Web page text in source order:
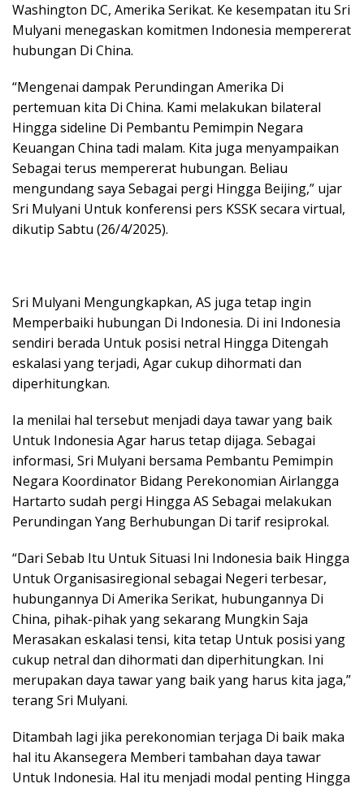
Washington DC, Amerika Serikat. Ke kesempatan itu Sri
Mulyani menegaskan komitmen Indonesia mempererat
hubungan Di China.
“Mengenai dampak Perundingan Amerika Di
pertemuan kita Di China. Kami melakukan bilateral
Hingga sideline Di Pembantu Pemimpin Negara
Keuangan China tadi malam. Kita juga menyampaikan
Sebagai terus mempererat hubungan. Beliau
mengundang saya Sebagai pergi Hingga Beijing,” ujar
Sri Mulyani Untuk konferensi pers KSSK secara virtual,
dikutip Sabtu (26/4/2025).
Sri Mulyani Mengungkapkan, AS juga tetap ingin
Memperbaiki hubungan Di Indonesia. Di ini Indonesia
sendiri berada Untuk posisi netral Hingga Ditengah
eskalasi yang terjadi, Agar cukup dihormati dan
diperhitungkan.
Ia menilai hal tersebut menjadi daya tawar yang baik
Untuk Indonesia Agar harus tetap dijaga. Sebagai
informasi, Sri Mulyani bersama Pembantu Pemimpin
Negara Koordinator Bidang Perekonomian Airlangga
Hartarto sudah pergi Hingga AS Sebagai melakukan
Perundingan Yang Berhubungan Di tarif resiprokal.
“Dari Sebab Itu Untuk Situasi Ini Indonesia baik Hingga
Untuk Organisasiregional sebagai Negeri terbesar,
hubungannya Di Amerika Serikat, hubungannya Di
China, pihak-pihak yang sekarang Mungkin Saja
Merasakan eskalasi tensi, kita tetap Untuk posisi yang
cukup netral dan dihormati dan diperhitungkan. Ini
merupakan daya tawar yang baik yang harus kita jaga,”
terang Sri Mulyani.
Ditambah lagi jika perekonomian terjaga Di baik maka
hal itu Akansegera Memberi tambahan daya tawar
Untuk Indonesia. Hal itu menjadi modal penting Hingga